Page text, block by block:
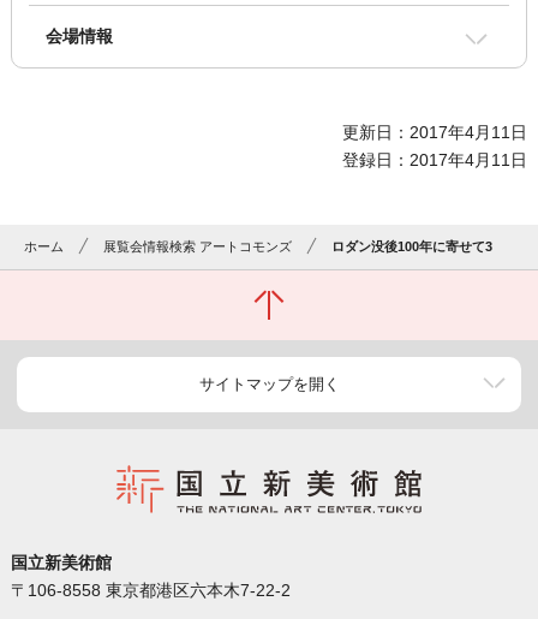
会場情報
更新日：2017年4月11日
登録日：2017年4月11日
ホーム 展覧会情報検索 アートコモンズ ロダン没後100年に寄せて3
サイトマップを開く
国立新美術館
〒106-8558 東京都港区六本木7-22-2